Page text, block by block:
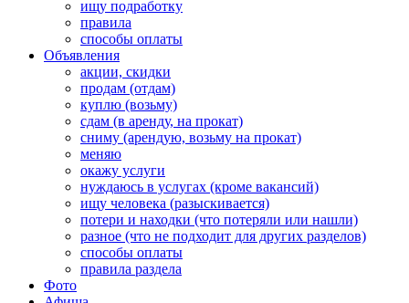
ищу подработку
правила
способы оплаты
Объявления
акции, скидки
продам (отдам)
куплю (возьму)
сдам (в аренду, на прокат)
сниму (арендую, возьму на прокат)
меняю
окажу услуги
нуждаюсь в услугах (кроме вакансий)
ищу человека (разыскивается)
потери и находки (что потеряли или нашли)
разное (что не подходит для других разделов)
способы оплаты
правила раздела
Фото